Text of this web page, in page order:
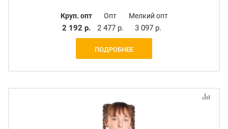
Круп. опт
2 192 р.
Опт
2 477 р.
Мелкий опт
3 097 р.
ПОДРОБНЕЕ